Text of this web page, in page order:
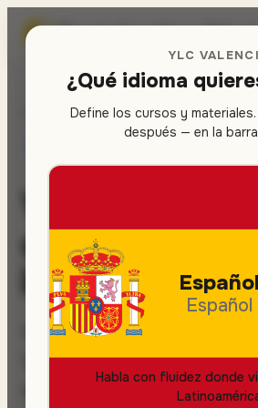
YLC
¿Qué idioma
Define los cursos y
después — en la
Español
Español
Habla con fluidez donde
Escuela de inglésen Valencia
Actividades
comunidad
internacional
Inglés en el entorno
Valencia: pub talks con
speaking para